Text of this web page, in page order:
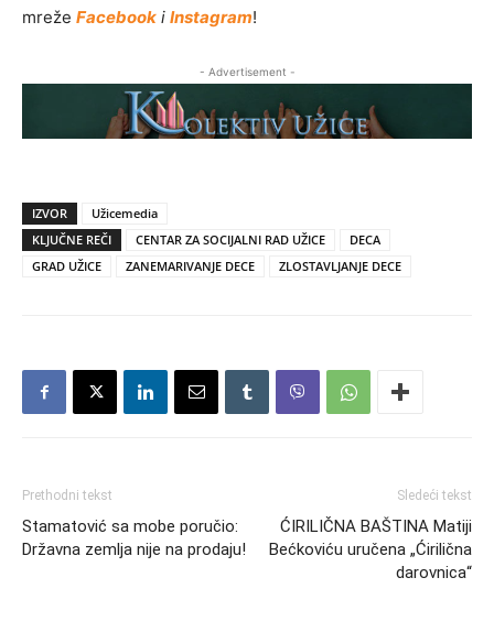
mreže Facebook i Instagram!
- Advertisement -
IZVOR
Užicemedia
KLJUČNE REČI
CENTAR ZA SOCIJALNI RAD UŽICE
DECA
GRAD UŽICE
ZANEMARIVANJE DECE ZLOSTAVLJANJE DECE
Prethodni tekst
Stamatović sa mobe poručio:
Državna zemlja nije na prodaju!
Sledeći tekst
ĆIRILIČNA BAŠTINA Matiji
Bećkoviću uručena „Ćirilična
darovnica“